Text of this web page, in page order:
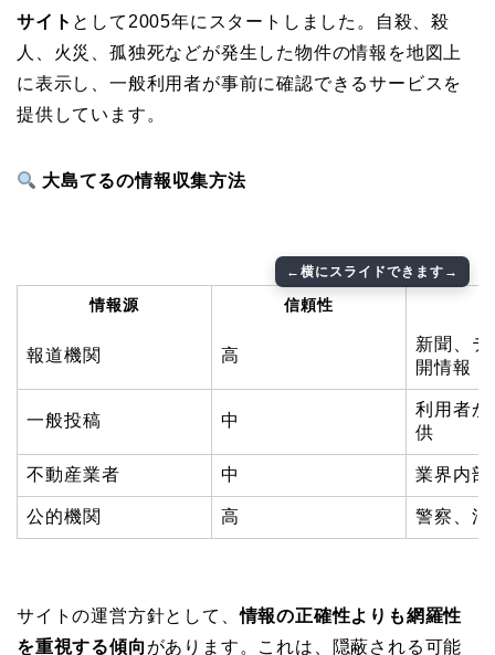
サイト として2005年にスタートしました。自殺、殺
人、火災、孤独死などが発生した物件の情報を地図上
に表示し、一般利用者が事前に確認できるサービスを
提供しています。
大島てるの情報収集方法
情報源 信頼性
報道機関 高
新聞、
開情報
一般投稿 中
利用者
供
不動産業者 中 業界内
公的機関 高 警察、
サイトの運営方針として、情報の正確性よりも網羅性
を重視する傾向 があります。これは、隠蔽される可能